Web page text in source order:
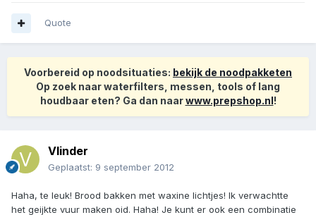
Quote
Voorbereid op noodsituaties: bekijk de noodpakketen
Op zoek naar waterfilters, messen, tools of lang
houdbaar eten? Ga dan naarwww.prepshop.nl!
Vlinder
Geplaatst: 9 september 2012
Haha, te leuk! Brood bakken met waxine lichtjes! Ik verwachtte
het geijkte vuur maken oid. Haha! Je kunt er ook een combinatie